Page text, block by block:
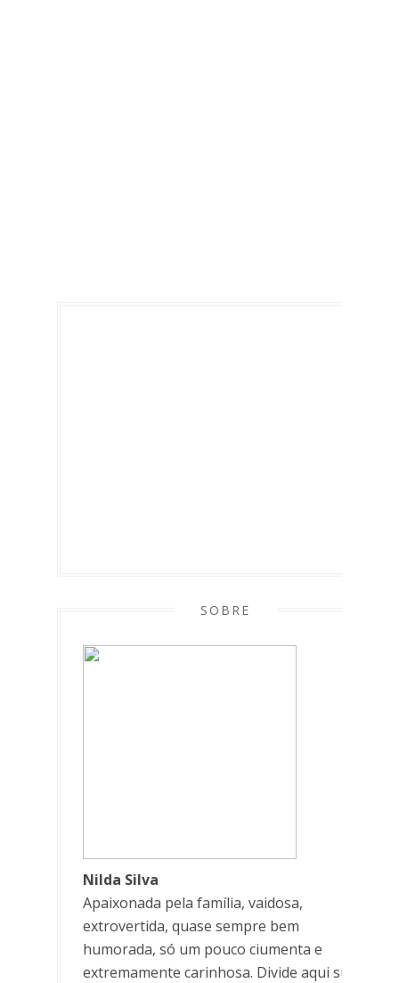
SOBRE
Nilda Silva
Apaixonada pela família, vaidosa,
extrovertida, quase sempre bem
humorada, só um pouco ciumenta e
extremamente carinhosa. Divide aqui suas